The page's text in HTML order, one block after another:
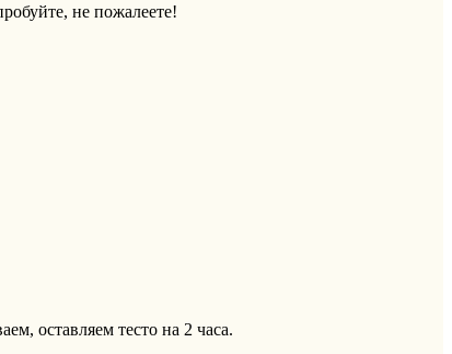
не пожалеете!
оставляем тесто на 2 часа.